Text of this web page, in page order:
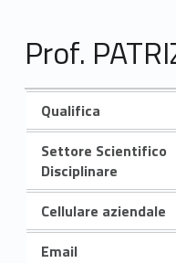
Prof.
Qualifica
Settore Scientifico
Disciplinare
Cellulare aziendale
Email